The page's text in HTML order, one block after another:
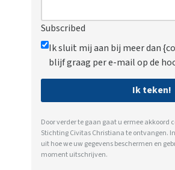
Subscribed
Ik sluit mij aan bij meer dan
blijf graag per e-mail op de
Ik teken!
Door verder te gaan gaat u ermee akkoord
Stichting Civitas Christiana te ontvangen.
uit hoe we uw gegevens beschermen en
moment uitschrijven.